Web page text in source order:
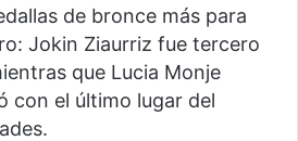
de bronce más para
Jokin Ziaurriz fue tercero
que Lucia Monje
con el último lugar del